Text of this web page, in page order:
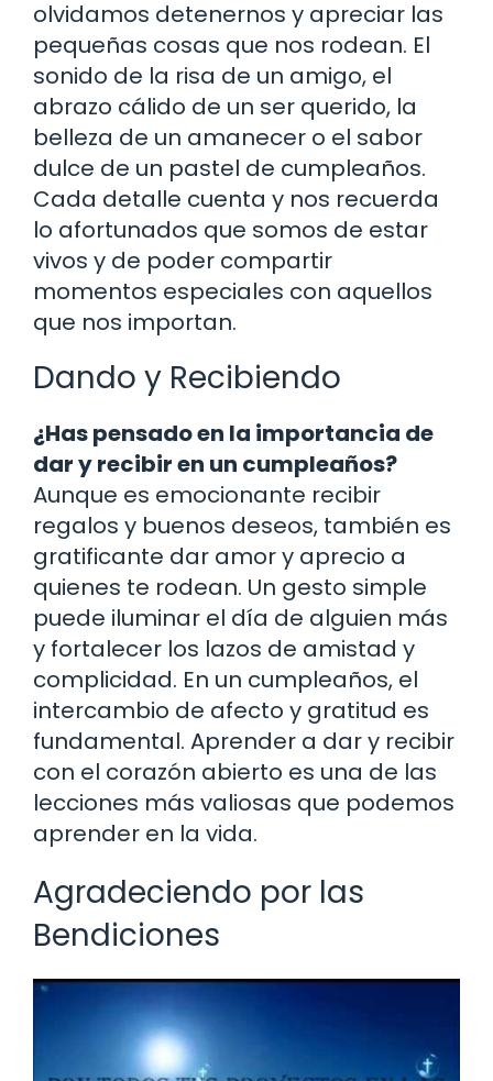
olvidamos detenernos y apreciar las
pequeñas cosas que nos rodean. El
sonido de la risa de un amigo, el
abrazo cálido de un ser querido, la
belleza de un amanecer o el sabor
dulce de un pastel de cumpleaños.
Cada detalle cuenta y nos recuerda
lo afortunados que somos de estar
vivos y de poder compartir
momentos especiales con aquellos
que nos importan.
Dando y Recibiendo
¿Has pensado en la importancia de
dar y recibir en un cumpleaños?
Aunque es emocionante recibir
regalos y buenos deseos, también es
gratificante dar amor y aprecio a
quienes te rodean. Un gesto simple
puede iluminar el día de alguien más
y fortalecer los lazos de amistad y
complicidad. En un cumpleaños, el
intercambio de afecto y gratitud es
fundamental. Aprender a dar y recibir
con el corazón abierto es una de las
lecciones más valiosas que podemos
aprender en la vida.
Agradeciendo por las
Bendiciones